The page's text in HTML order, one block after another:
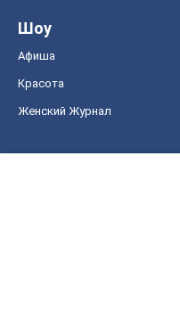
Шоу
Афиша
Красота
Женский Журнал